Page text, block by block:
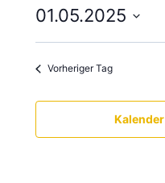
1.
Mai
2025
01.05.2025
Datum
wählen.
Vorheriger Tag